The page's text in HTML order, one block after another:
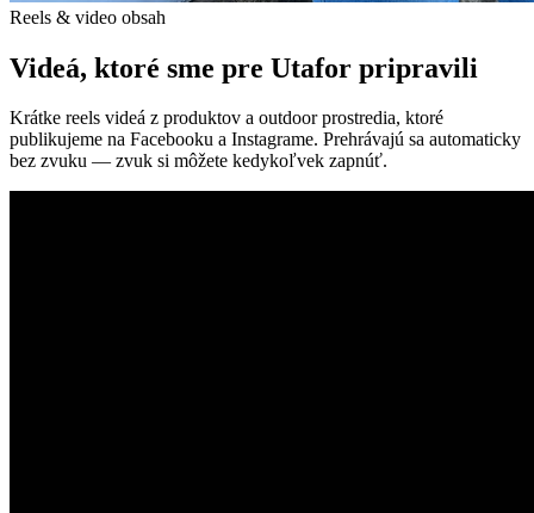
Reels & video obsah
Videá, ktoré sme pre Utafor pripravili
Krátke reels videá z produktov a outdoor prostredia, ktoré
publikujeme na Facebooku a Instagrame. Prehrávajú sa automaticky
bez zvuku — zvuk si môžete kedykoľvek zapnúť.